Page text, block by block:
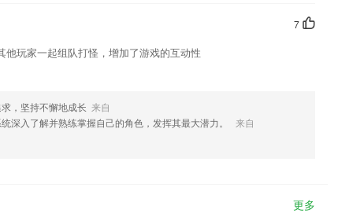
7
玩家一起组队打怪，增加了游戏的互动性
，坚持不懈地成长 来自
深入了解并熟练掌握自己的角色，发挥其最大潜力。
来自
更多